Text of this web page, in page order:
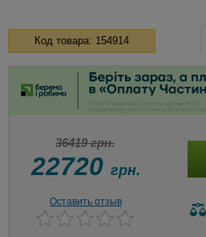
Код товара: 154914
36419 грн.
22720 грн.
Оставить отзыв